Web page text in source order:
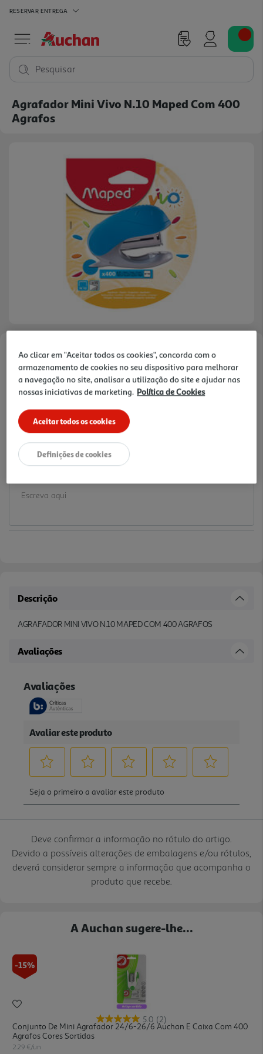
RESERVAR ENTREGA
Pesquisar
Agrafador Mini Vivo N.10 Maped Com 400
Agrafos
Faça a sua avaliação
Ref. / EAN:3154144030007
4.19 €/un
4,19 €
Descrição
AGRAFADOR MINI VIVO N.10 MAPED COM 400 AGRAFOS
Avaliações
Deve confirmar a informação no rótulo do artigo.
Devido a possíveis alterações de embalagens e/ou rótulos,
deverá considerar sempre a informação que acompanha o
produto que recebe.
A Auchan sugere-lhe...
-15%
5.0 (2)
Conjunto De Mini Agrafador 24/6-26/6 Auchan E Caixa Com 400
Agrafos Cores Sortidas
2.29 €/un
Ao clicar em "Aceitar todos os cookies", concorda com o
armazenamento de cookies no seu dispositivo para melhorar
a navegação no site, analisar a utilização do site e ajudar nas
nossas iniciativas de marketing. Política de Cookies
Aceitar todos os cookies
Definições de cookies